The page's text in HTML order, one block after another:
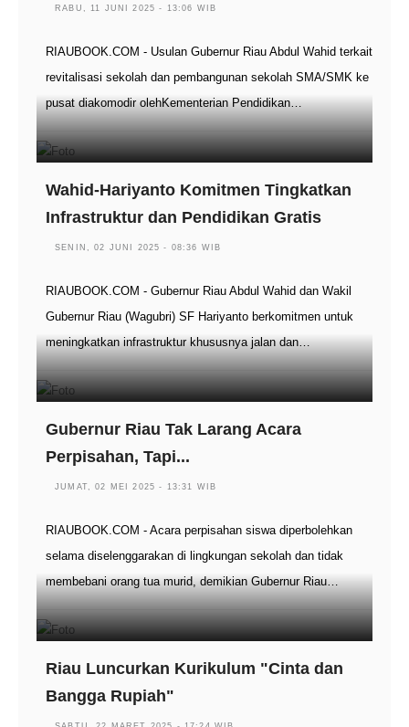
RABU, 11 JUNI 2025 - 13:06 WIB
RIAUBOOK.COM - Usulan Gubernur Riau Abdul Wahid terkait
revitalisasi sekolah dan pembangunan sekolah SMA/SMK ke
pusat diakomodir olehKementerian Pendidikan…
Wahid-Hariyanto Komitmen Tingkatkan
Infrastruktur dan Pendidikan Gratis
SENIN, 02 JUNI 2025 - 08:36 WIB
RIAUBOOK.COM - Gubernur Riau Abdul Wahid dan Wakil
Gubernur Riau (Wagubri) SF Hariyanto berkomitmen untuk
meningkatkan infrastruktur khususnya jalan dan…
Gubernur Riau Tak Larang Acara
Perpisahan, Tapi...
JUMAT, 02 MEI 2025 - 13:31 WIB
RIAUBOOK.COM - Acara perpisahan siswa diperbolehkan
selama diselenggarakan di lingkungan sekolah dan tidak
membebani orang tua murid, demikian Gubernur Riau…
Riau Luncurkan Kurikulum "Cinta dan
Bangga Rupiah"